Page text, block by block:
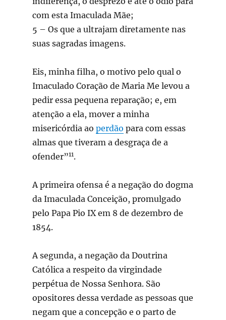
com esta Imaculada Mãe;
5 – Os que a ultrajam diretamente nas
suas sagradas imagens.
Eis, minha filha, o motivo pelo qual o
Imaculado Coração de Maria Me levou a
pedir essa pequena reparação; e, em
atenção a ela, mover a minha
misericórdia ao perdão para com essas
almas que tiveram a desgraça de a
ofender”11.
A primeira ofensa é a negação do dogma
da Imaculada Conceição, promulgado
pelo Papa Pio IX em 8 de dezembro de
1854.
A segunda, a negação da Doutrina
Católica a respeito da virgindade
perpétua de Nossa Senhora. São
opositores dessa verdade as pessoas que
negam que a concepção e o parto de